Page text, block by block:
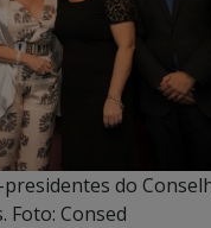
do
Foto: Consed